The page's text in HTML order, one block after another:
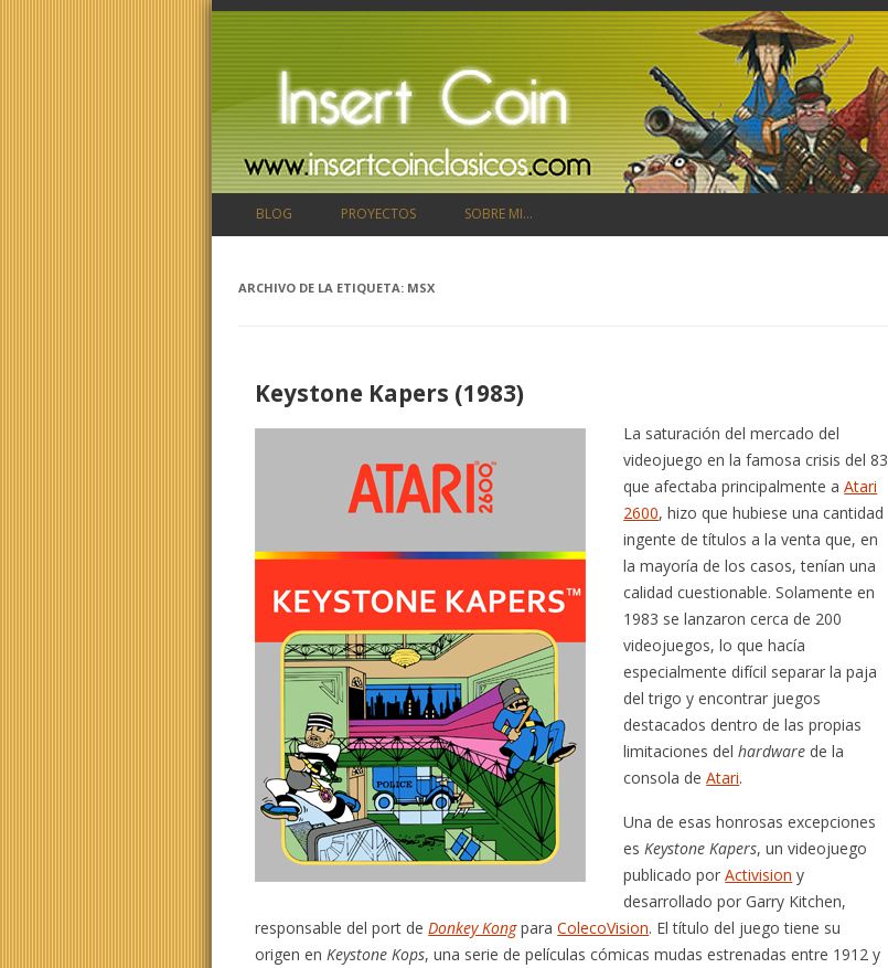
BLOG PROYECTOS SOBRE MI…
ARCHIVO DE LA ETIQUETA: MSX
Keystone Kapers (1983)
La saturación del mercado del
videojuego en la famosa crisis del 83
que afectaba principalmente aAtari
2600, hizo que hubiese una cantidad
ingente de títulos a la venta que, en
la mayoría de los casos, tenían una
calidad cuestionable. Solamente en
1983 se lanzaron cerca de 200
videojuegos, lo que hacía
especialmente difícil separar la paja
del trigo y encontrar juegos
destacados dentro de las propias
limitaciones delhardware de la
consola deAtari.
Una de esas honrosas excepciones
es Keystone Kapers, un videojuego
publicado porActivision y
desarrollado por Garry Kitchen,
responsable del port de Donkey KongparaColecoVision. El título del juego tiene su
origen en Keystone Kops, una serie de películas cómicas mudas estrenadas entre 1912 y